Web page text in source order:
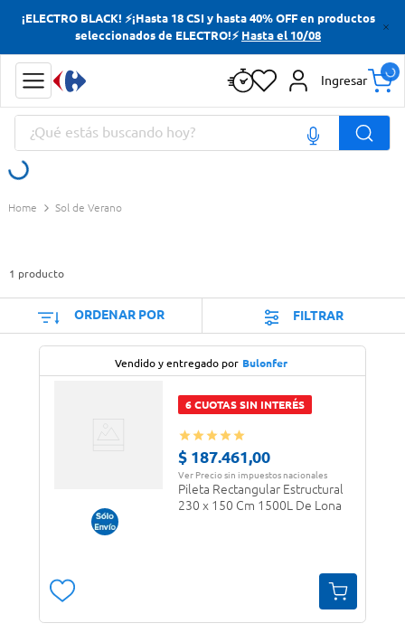
¡ELECTRO BLACK! ⚡¡Hasta 18 CSI y hasta 40% OFF en productos
seleccionados de ELECTRO!⚡ Hasta el 10/08
Ingresar
¿Qué estás buscando hoy?
Sol de Verano
1 producto
ORDENAR POR FILTRAR
Vendido y entregado por Bulonfer
6 CUOTAS SIN INTERÉS
$ 187.461,00
Ver Precio sin impuestos nacionales
Pileta Rectangular Estructural
230 x 150 Cm 1500L De Lona
Términos más buscados
Yerba
Papas Fritas
Términos más buscados
Yerba
Cerveza
Papas Fritas